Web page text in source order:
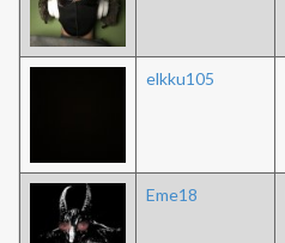
elkku105
Eme18